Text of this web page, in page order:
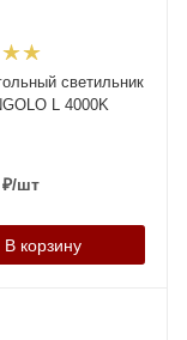
светильник
L 4000K
/шт
В корзину